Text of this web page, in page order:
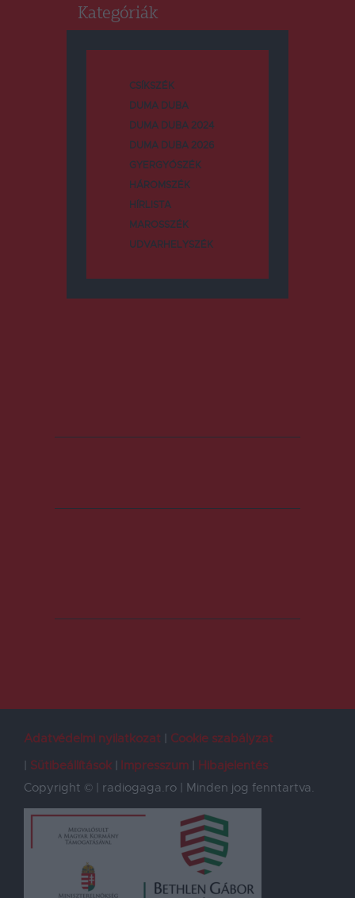
Kategóriák
CSÍKSZÉK
DUMA DUBA
DUMA DUBA 2024
DUMA DUBA 2026
GYERGYÓSZÉK
HÁROMSZÉK
HÍRLISTA
MAROSSZÉK
UDVARHELYSZÉK
Adatvédelmi nyilatkozat
Cookie szabályzat
Sütibeállítások
Impresszum
Hibajelentés
Copyright © | radiogaga.ro | Minden jog fenntartva.